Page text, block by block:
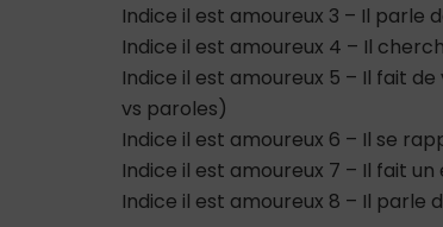
Indice il est amoureux 3 – Il parle
Indice il est amoureux 4 – Il
Indice il est amoureux 5 – Il fait
vs paroles)
Indice il est amoureux 6 – Il se
Indice il est amoureux 7 – Il fait
Indice il est amoureux 8 – Il parle